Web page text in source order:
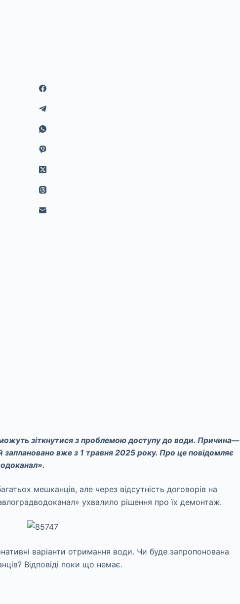
зіткнутися з проблемою доступу до води. Причина—
вже з 1 травня 2025 року. Про це повідомляє
мешканців, але через відсутність договорів на
ухвалило рішення про їх демонтаж.
варіанти отримання води. Чи буде запропонована
Відповіді поки що немає.